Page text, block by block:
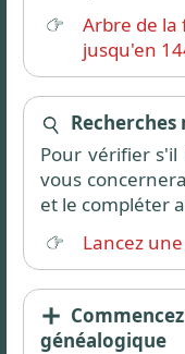
Arbre de
jusqu'en
Pour vérifier
vous
et le compléter
Lancez
généalogique